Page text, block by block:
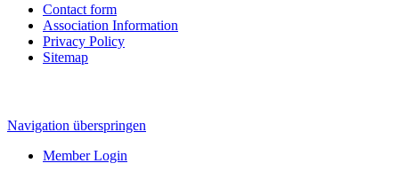
Contact form
Association Information
Privacy Policy
Sitemap
Navigation überspringen
Member Login